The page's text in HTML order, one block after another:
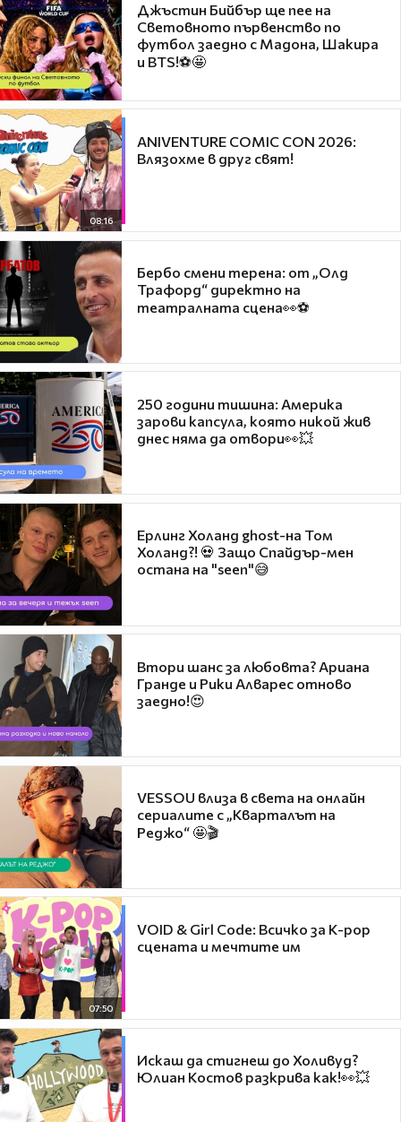
Джъстин Бийбър ще пее на
Световното първенство по
футбол заедно с Мадона, Шакира
и BTS!⚽🤩
08:16
ANIVENTURE COMIC CON 2026:
Влязохме в друг свят!
Бербо смени терена: от „Олд
Трафорд“ директно на
театралната сцена👀⚽
250 години тишина: Америка
зарови капсула, която никой жив
днес няма да отвори👀💥
Ерлинг Холанд ghost-на Том
Холанд?! 💀 Защо Спайдър-мен
остана на "seen"😅
Втори шанс за любовта? Ариана
Гранде и Рики Алварес отново
заедно!😍
VESSOU влиза в света на онлайн
сериалите с „Кварталът на
Реджо“ 🤩🎬
07:50
VOID & Girl Code: Всичко за K-pop
сцената и мечтите им
Искаш да стигнеш до Холивуд?
Юлиан Костов разкрива как!👀💥